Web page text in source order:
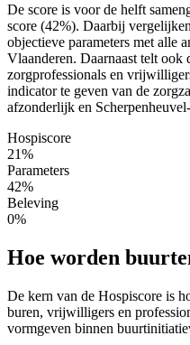
De score is voor de helft
score (42%). Daarbij
objectieve parameters met alle
Vlaanderen. Daarnaast telt ook
zorgprofessionals en
indicator te geven van de
afzonderlijk en
Hospiscore
21%
Parameters
42%
Beleving
0%
Hoe worden
De kern van de Hospiscore is
buren, vrijwilligers en
vormgeven binnen